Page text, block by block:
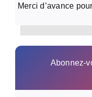
Merci d’avance
Abonnez-